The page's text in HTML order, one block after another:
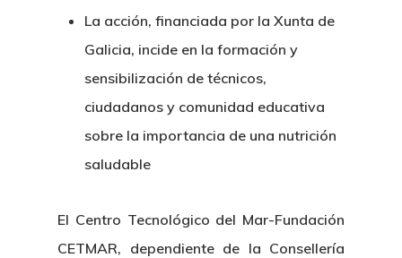
La acción, financiada por la Xunta de
Galicia, incide en la formación y
sensibilización de técnicos,
ciudadanos y comunidad educativa
sobre la importancia de una nutrición
saludable
El Centro Tecnológico del Mar-Fundación
CETMAR, dependiente de la Consellería